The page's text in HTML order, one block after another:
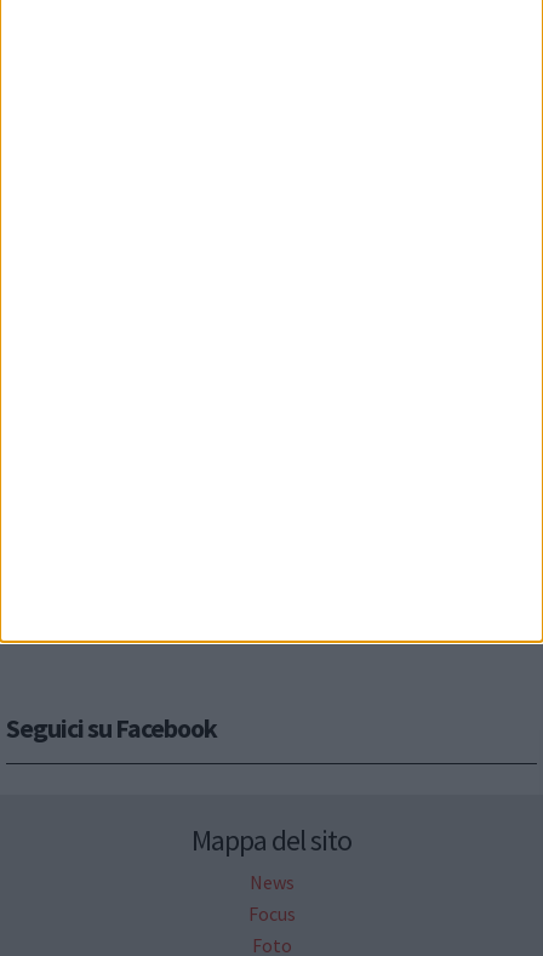
Seguici su Facebook
Mappa del sito
News
Focus
Foto